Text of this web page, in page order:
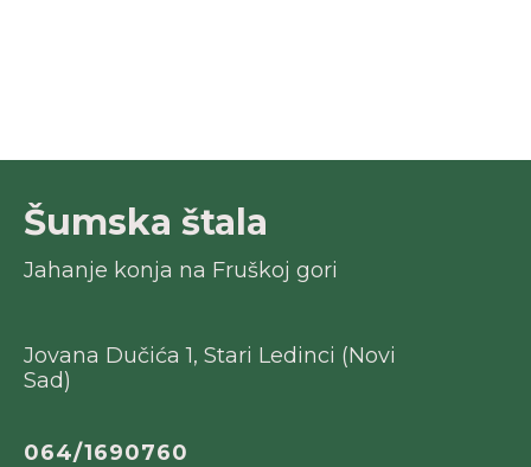
Šumska štala
Jahanje konja na Fruškoj gori
Jovana Dučića 1, Stari Ledinci (Novi
Sad)
064/1690760